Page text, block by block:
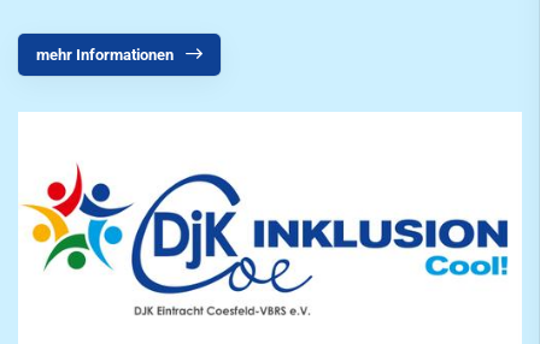
mehr Informationen